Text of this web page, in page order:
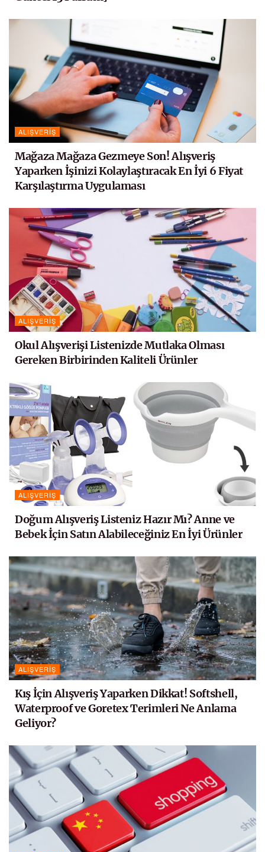
ALIŞVERIŞ
Mağaza Mağaza Gezmeye Son! Alışveriş
Yaparken İşinizi Kolaylaştıracak En İyi 6 Fiyat
Karşılaştırma Uygulaması
ALIŞVERIŞ
Okul Alışverişi Listenizde Mutlaka Olması
Gereken Birbirinden Kaliteli Ürünler
ALIŞVERIŞ
Doğum Alışveriş Listeniz Hazır Mı? Anne ve
Bebek İçin Satın Alabileceğiniz En İyi Ürünler
ALIŞVERIŞ
Kış İçin Alışveriş Yaparken Dikkat! Softshell,
Waterproof ve Goretex Terimleri Ne Anlama
Geliyor?